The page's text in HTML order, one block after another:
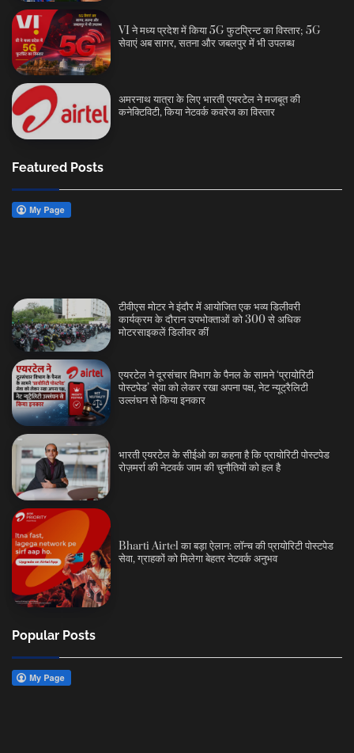
VI ने मध्य प्रदेश में किया 5G फुटप्रिन्ट का विस्तार; 5G
सेवाएं अब सागर, सतना और जबलपुर में भी उपलब्ध
अमरनाथ यात्रा के लिए भारती एयरटेल ने मजबूत की
कनेक्टिविटी, किया नेटवर्क कवरेज का विस्तार
Featured Posts
टीवीएस मोटर ने इंदौर में आयोजित एक भव्य डिलीवरी
कार्यक्रम के दौरान उपभोक्ताओं को 300 से अधिक
मोटरसाइकलें डिलीवर कीं
एयरटेल ने दूरसंचार विभाग के पैनल के सामने ‘प्रायोरिटी
पोस्टपेड’ सेवा को लेकर रखा अपना पक्ष, नेट न्यूट्रैलिटी
उल्लंघन से किया इनकार
भारती एयरटेल के सीईओ का कहना है कि प्रायोरिटी पोस्टपेड
रोज़मर्रा की नेटवर्क जाम की चुनौतियों को हल है
Bharti Airtel का बड़ा ऐलान: लॉन्च की प्रायोरिटी पोस्टपेड
सेवा, ग्राहकों को मिलेगा बेहतर नेटवर्क अनुभव
Popular Posts